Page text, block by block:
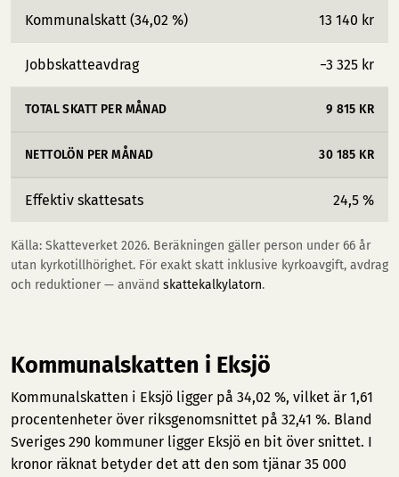
Kommunalskatt (34,02 %) 13 140 kr
Jobbskatteavdrag −3 325 kr
TOTAL SKATT PER MÅNAD 9 815 KR
NETTOLÖN PER MÅNAD 30 185 KR
Effektiv skattesats 24,5 %
Källa: Skatteverket 2026. Beräkningen gäller person under 66 år
utan kyrkotillhörighet. För exakt skatt inklusive kyrkoavgift, avdrag
och reduktioner — använd skattekalkylatorn.
Kommunalskatten i Eksjö
Kommunalskatten i Eksjö ligger på 34,02 %, vilket är 1,61
procentenheter över riksgenomsnittet på 32,41 %. Bland
Sveriges 290 kommuner ligger Eksjö en bit över snittet. I
kronor räknat betyder det att den som tjänar 35 000